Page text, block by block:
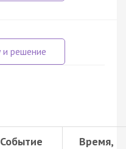
Событие Время,